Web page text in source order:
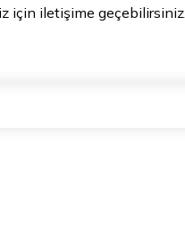
için iletişime geçebilirsiniz.